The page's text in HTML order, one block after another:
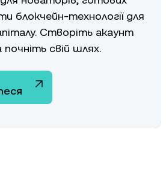
блокчейн-технології для
Створіть акаунт
свій шлях.